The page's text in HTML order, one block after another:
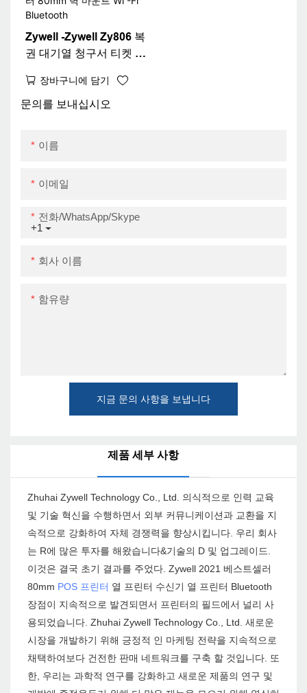
Zywell -Zywell Zy806 복
권 대기열 청구서 티켓 프
-Fi Bluetooth
장바구니에 담기
문의를 보내십시오
이름
이메일
+1
전화/WhatsApp/Skype
회사 이름
함유량
지금 문의 사항을 보냅니다
제품 세부 사항
Zhuhai Zywell Technology Co., Ltd. 의식적으로 인력 교육
및 기술 혁신을 수행하면서 외부 커뮤니케이션과 교환을 지
속적으로 강화하여 자체 경쟁력을 향상시킵니다. 우리 회사
는 R에 많은 투자를 해왔습니다&기술의 D 및 업그레이드.
이것은 결국 초기 결과를 주었다. Zywell 2021 베스트셀러
80mm POS 프린터 열 프린터 수신기 열 프린터 Bluetooth
장점이 지속적으로 발견되면서 프린터의 필드에서 널리 사
용되었습니다. Zhuhai Zywell Technology Co., Ltd. 새로운
시장을 개발하기 위해 긍정적 인 마케팅 전략을 지속적으로
채택하여보다 건전한 판매 네트워크를 구축 할 것입니다. 또
한, 우리는 과학적 연구를 강화하고 새로운 제품의 연구 및